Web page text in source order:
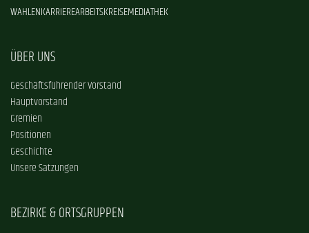
WAHLENKARRIEREARBEITSKREISEMEDIATHEK
ÜBER UNS
Geschäftsführender Vorstand
Hauptvorstand
Gremien
Positionen
Geschichte
Unsere Satzungen
BEZIRKE & ORTSGRUPPEN